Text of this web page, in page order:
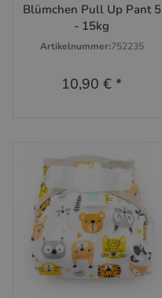
Blümchen Pull Up Pant 5
- 15kg
Artikelnummer:752235
10,90 €*